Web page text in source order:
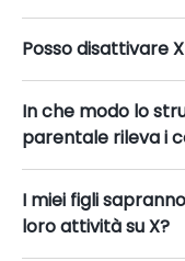
Posso disattivare
In che modo lo
parentale rileva i
I miei figli
loro attività su X?